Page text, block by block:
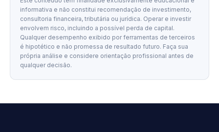
informativa e não constitui recomendação de investimento,
consultoria financeira, tributária ou jurídica. Operar e investir
envolvem risco, incluindo a possível perda de capital.
Qualquer desempenho exibido por ferramentas de terceiros
é hipotético e não promessa de resultado futuro. Faça sua
própria análise e considere orientação profissional antes de
qualquer decisão.